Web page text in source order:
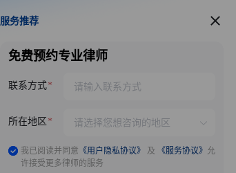
服务推荐
服务推荐
免费预约专业律师
联系方式
所在地区
我已阅读并同意 《用户隐私协议》 及 《服务协议》 允
许接受更多律师的服务